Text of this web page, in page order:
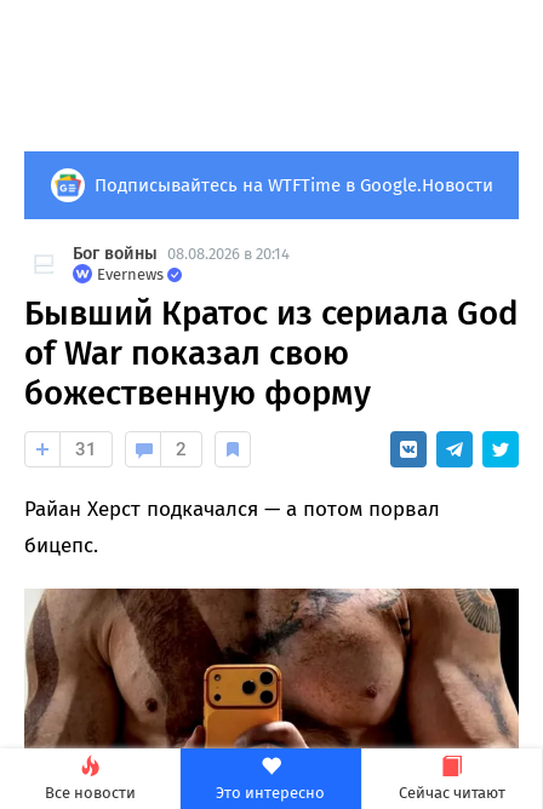
Все новости Это интересно Сейчас читают
Подписывайтесь на WTFTime в Google.Новости
Бог войны 08.08.2026 в 20:14
Evernews
Бывший Кратос из сериала God
of War показал свою
божественную форму
31 2
Райан Херст подкачался — а потом порвал
бицепс.